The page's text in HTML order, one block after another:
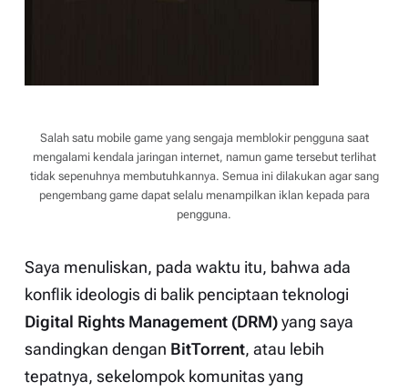
Salah satu mobile game yang sengaja memblokir pengguna saat
mengalami kendala jaringan internet, namun game tersebut terlihat
tidak sepenuhnya membutuhkannya. Semua ini dilakukan agar sang
pengembang game dapat selalu menampilkan iklan kepada para
pengguna.
Saya menuliskan, pada waktu itu, bahwa ada
konflik ideologis di balik penciptaan teknologi
Digital Rights Management(DRM)yang saya
sandingkan dengan BitTorrent, atau lebih
tepatnya, sekelompok komunitas yang